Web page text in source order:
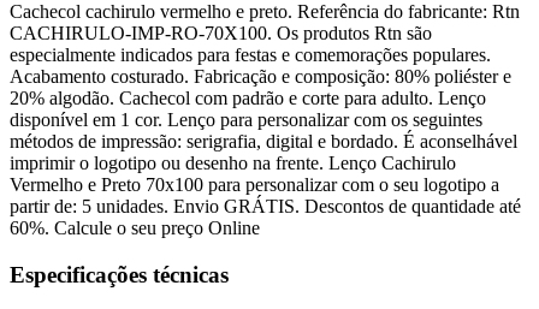
Cachecol cachirulo vermelho e preto. Referência do fabricante: Rtn
CACHIRULO-IMP-RO-70X100. Os produtos Rtn são
especialmente indicados para festas e comemorações populares.
Acabamento costurado. Fabricação e composição: 80% poliéster e
20% algodão. Cachecol com padrão e corte para adulto. Lenço
disponível em 1 cor. Lenço para personalizar com os seguintes
métodos de impressão: serigrafia, digital e bordado. É aconselhável
imprimir o logotipo ou desenho na frente. Lenço Cachirulo
Vermelho e Preto 70x100 para personalizar com o seu logotipo a
partir de: 5 unidades. Envio GRÁTIS. Descontos de quantidade até
60%. Calcule o seu preço Online
Especificações técnicas